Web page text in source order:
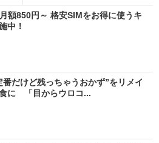
額850円～ 格安SIMをお得に使うキ
中！
番だけど残っちゃうおかず”をリメイ
に 「目からウロコ...